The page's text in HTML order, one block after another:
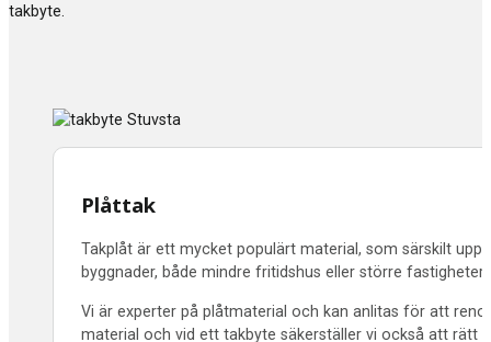
takbyte.
Plåttak
Takplåt är ett mycket populärt material, som särskilt
byggnader, både mindre fritidshus eller större
Vi är experter på plåtmaterial och kan anlitas för att
material och vid ett takbyte säkerställer vi också att rätt